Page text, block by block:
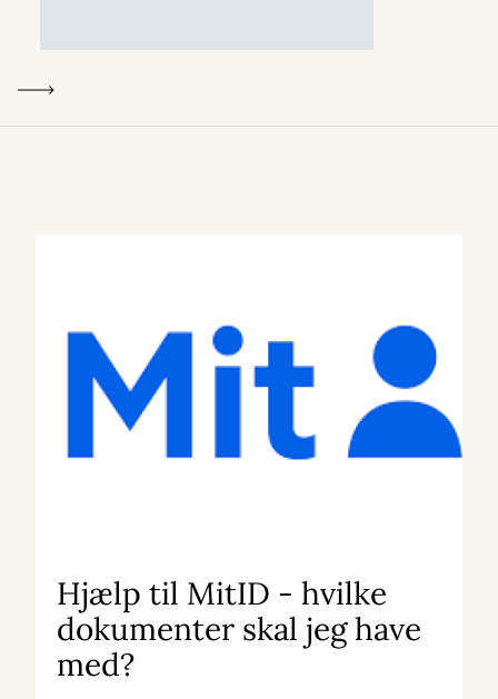
Hjælp til MitID - hvilke
dokumenter skal jeg have
med?